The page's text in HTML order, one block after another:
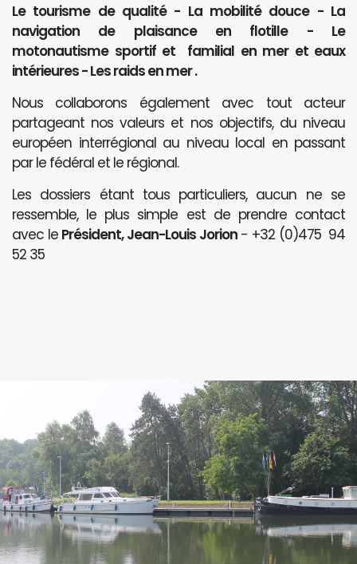
Le tourisme de qualité - La mobilité douce - La
navigation de plaisance en flotille - Le
motonautisme sportif et familial en mer et eaux
intérieures - Les raids en mer .
Nous collaborons également avec tout acteur
partageant nos valeurs et nos objectifs, du niveau
européen interrégional au niveau local en passant
par le fédéral et le régional.
Les dossiers étant tous particuliers, aucun ne se
ressemble, le plus simple est de prendre contact
avec le Président, Jean-Louis Jorion- +32 (0)475 94
52 35